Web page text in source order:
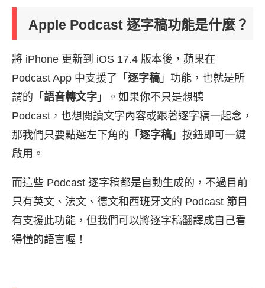
Apple Podcast 逐字稿功能是什麼？
將 iPhone 更新到 iOS 17.4 版本後，蘋果在
Podcast App 中支援了「 逐字稿 」功能，也就是所
謂的「 語音轉文字 」。如果你不只是想聽
Podcast，也想閱讀文字內容或跟著逐字稿一起念，
那我們只要點選左下角的「 逐字稿 」按鈕即可一鍵
啟用。
而這些 Podcast 逐字稿都是自動生成的，不過目前
只有英文、法文、德文和西班牙文的 Podcast 節目
有支援此功能，但我們可以將逐字稿翻譯成自己看
得懂的語言喔！